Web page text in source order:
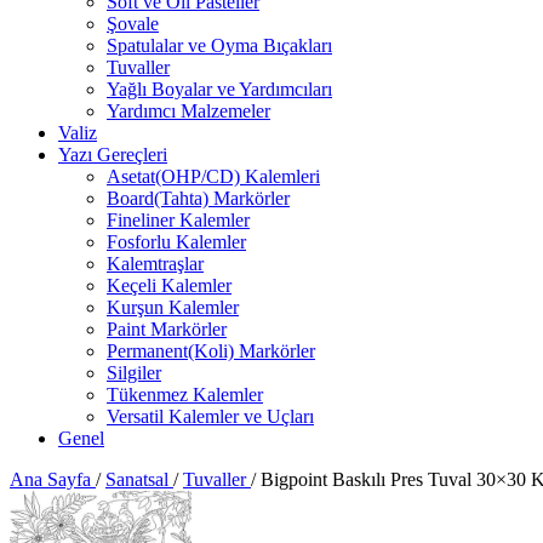
Şovale
Spatulalar ve Oyma Bıçakları
Tuvaller
Yağlı Boyalar ve Yardımcıları
Yardımcı Malzemeler
Valiz
Yazı Gereçleri
Asetat(OHP/CD) Kalemleri
Board(Tahta) Markörler
Fineliner Kalemler
Fosforlu Kalemler
Kalemtraşlar
Keçeli Kalemler
Kurşun Kalemler
Paint Markörler
Permanent(Koli) Markörler
Silgiler
Tükenmez Kalemler
Versatil Kalemler ve Uçları
Genel
Ana Sayfa / Sanatsal / Tuvaller/ Bigpoint Baskılı Pres Tuval 30×30